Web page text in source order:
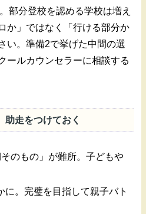
部分登校を認める学校は増え
か」ではなく「行ける部分か
い。準備2で挙げた中間の選
ールカウンセラーに相談する
助走をつけておく
のもの」が難所。子どもや
に。完璧を目指して親子バト